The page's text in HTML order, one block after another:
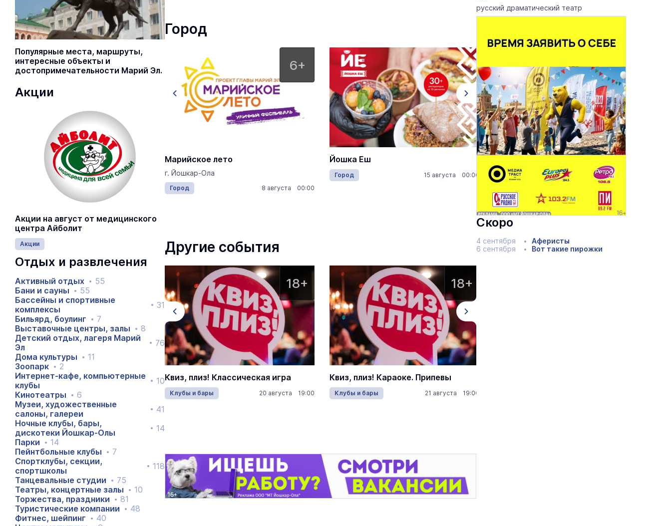
Популярные места, маршруты,
интересные объекты и
достопримечательности Марий Эл.
Акции
Акции на август от медицинского
центра Айболит
Акции
Отдых и развлечения
Активный отдых
55
Бани и сауны
55
Бассейны и спортивные
комплексы
31
Бильярд, боулинг
7
Выставочные центры, залы
8
Детский отдых, лагеря Марий
Эл
76
Дома культуры
11
Зоопарк
2
Интернет-кафе, компьютерные
клубы
10
Кинотеатры
6
Музеи, художественные
салоны, галереи
41
Ночные клубы, бары,
дискотеки Йошкар-Олы
14
Парки
14
Пейнтбольные клубы
7
Спортклубы, секции,
спортшколы
118
Танцевальные студии
75
Театры, концертные залы
10
Торжества, праздники
81
Туристические компании
48
Фитнес, шейпинг
40
Город
День города Йошкар-Олы 2026
г. Йошкар-Ола
8 августа 00:00
6+
Марийское лето
г. Йошкар-Ола
Город 8 августа 00:00
Йошка Еш
Город 15 августа 00:00 Театры 30 августа 11:00
Другие события
Квиз, плиз! Новички
Клубы и бары
18+
Квиз, плиз! Классическая игра
Клубы и бары 20 августа 19:00
18+
Квиз, плиз! Караоке. Припевы
Клубы и бары 21 августа 19:00
русский драматический театр
Скоро
4 сентября
Аферисты
6 сентября
Вот такие пирожки